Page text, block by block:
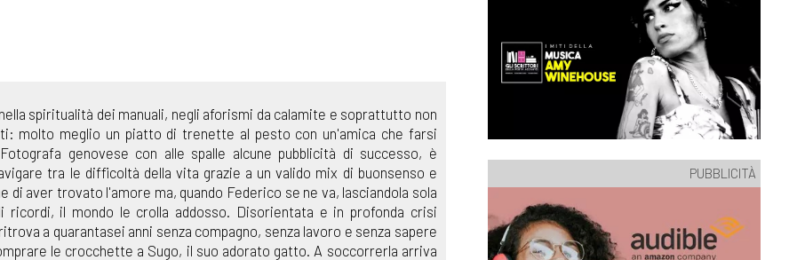
spiritualità dei manuali, negli aforismi da calamite e soprattutto non
molto meglio un piatto di trenette al pesto con un'amica che farsi
genovese con alle spalle alcune pubblicità di successo, è
tra le difficoltà della vita grazie a un valido mix di buonsenso e
di aver trovato l'amore ma, quando Federico se ne va, lasciandola sola
ricordi, il mondo le crolla addosso. Disorientata e in profonda crisi
a quarantasei anni senza compagno, senza lavoro e senza sapere
le crocchette a Sugo, il suo adorato gatto. A soccorrerla arriva
PUBBLICITÀ